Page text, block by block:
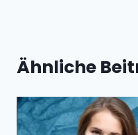
Ähnliche